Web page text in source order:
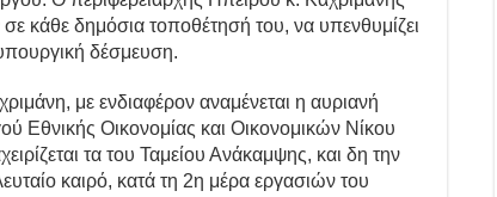
σε κάθε δημόσια τοποθέτησή του, να υπενθυμίζει
δέσμευση.
με ενδιαφέρον αναμένεται η αυριανή
Εθνικής Οικονομίας και Οικονομικών Νίκου
τα του Ταμείου Ανάκαμψης, και δη την
καιρό, κατά τη 2η μέρα εργασιών του